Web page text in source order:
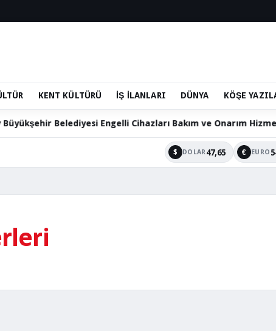
KENT KÜLTÜRÜ İŞ İLANLARI DÜNYA KÖŞE
Belediyesi Engelli Cihazları Bakım ve Onarım Hizmetini
$ DOLAR47,65 € EURO